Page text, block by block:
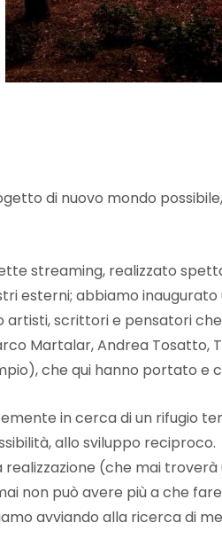
di nuovo mondo
streaming, realizzato
esterni; abbiamo
scrittori e pensatori
Martalar, Andrea Tosatto,
che qui hanno portato e
in cerca di un rifugio
allo sviluppo reciproco.
(che mai
non può avere più a che
avviando alla ricerca di